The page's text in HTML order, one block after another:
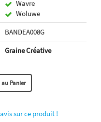
Wavre
Woluwe
BANDEA008G
Graine Créative
sur ce produit !